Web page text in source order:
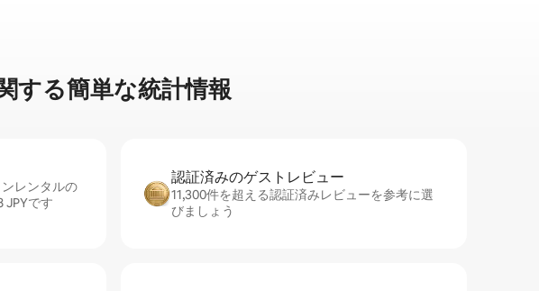
す⁠る簡⁠単⁠な統⁠計⁠情⁠報
レンタルの
JPYです
認証済みのゲ⁠ス⁠ト⁠レ⁠ビ⁠ュ⁠ー
11,300件を超える認証済みレビューを参考に選
びましょう